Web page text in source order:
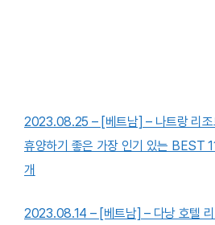
2023.08.25 – [베트남] – 나트랑 리조
휴양하기 좋은 가장 인기 있는 BEST
개
2023.08.14 – [베트남] – 다낭 호텔